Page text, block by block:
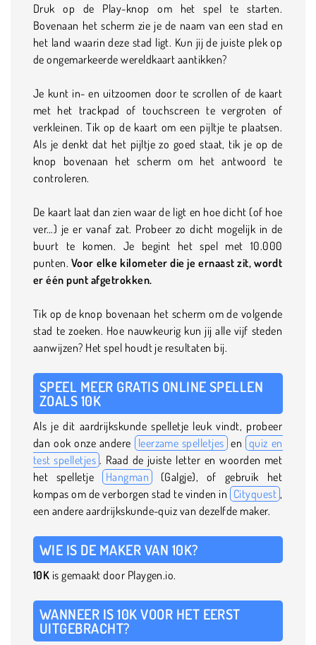
Druk op de Play-knop om het spel te starten.
Bovenaan het scherm zie je de naam van een stad en
het land waarin deze stad ligt. Kun jij de juiste plek op
de ongemarkeerde wereldkaart aantikken?
Je kunt in- en uitzoomen door te scrollen of de kaart
met het trackpad of touchscreen te vergroten of
verkleinen. Tik op de kaart om een pijltje te plaatsen.
Als je denkt dat het pijltje zo goed staat, tik je op de
knop bovenaan het scherm om het antwoord te
controleren.
De kaart laat dan zien waar de ligt en hoe dicht (of hoe
ver…) je er vanaf zat. Probeer zo dicht mogelijk in de
buurt te komen. Je begint het spel met 10.000
punten. Voor elke kilometer die je ernaast zit, wordt
er één punt afgetrokken.
Tik op de knop bovenaan het scherm om de volgende
stad te zoeken. Hoe nauwkeurig kun jij alle vijf steden
aanwijzen? Het spel houdt je resultaten bij.
SPEEL MEER GRATIS ONLINE SPELLEN
ZOALS 10K
Als je dit aardrijkskunde spelletje leuk vindt, probeer
dan ook onze andere leerzame spelletjes en quiz en
test spelletjes . Raad de juiste letter en woorden met
het spelletje
Hangman
(Galgje), of gebruik het
kompas om de verborgen stad te vinden in Cityquest ,
een andere aardrijkskunde-quiz van dezelfde maker.
WIE IS DE MAKER VAN 10K?
10K is gemaakt door Playgen.io.
WANNEER IS 10K VOOR HET EERST
UITGEBRACHT?